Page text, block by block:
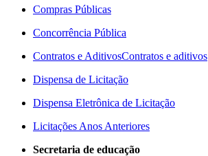
Compras Públicas
Concorrência Pública
Contratos e AditivosContratos e aditivos
Dispensa de Licitação
Dispensa Eletrônica de Licitação
Licitações Anos Anteriores
Secretaria de educação